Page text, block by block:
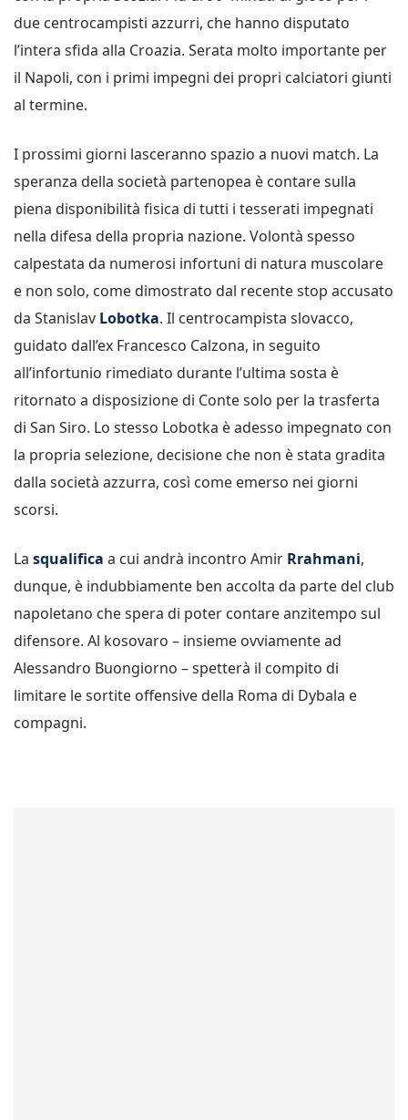
due centrocampisti azzurri, che hanno disputato
l’intera sfida alla Croazia. Serata molto importante per
il Napoli, con i primi impegni dei propri calciatori giunti
al termine.
I prossimi giorni lasceranno spazio a nuovi match. La
speranza della società partenopea è contare sulla
piena disponibilità fisica di tutti i tesserati impegnati
nella difesa della propria nazione. Volontà spesso
calpestata da numerosi infortuni di natura muscolare
e non solo, come dimostrato dal recente stop accusato
da Stanislav Lobotka. Il centrocampista slovacco,
guidato dall’ex Francesco Calzona, in seguito
all’infortunio rimediato durante l’ultima sosta è
ritornato a disposizione di Conte solo per la trasferta
di San Siro. Lo stesso Lobotka è adesso impegnato con
la propria selezione, decisione che non è stata gradita
dalla società azzurra, così come emerso nei giorni
scorsi.
La squalifica a cui andrà incontro Amir Rrahmani,
dunque, è indubbiamente ben accolta da parte del club
napoletano che spera di poter contare anzitempo sul
difensore. Al kosovaro – insieme ovviamente ad
Alessandro Buongiorno – spetterà il compito di
limitare le sortite offensive della Roma di Dybala e
compagni.